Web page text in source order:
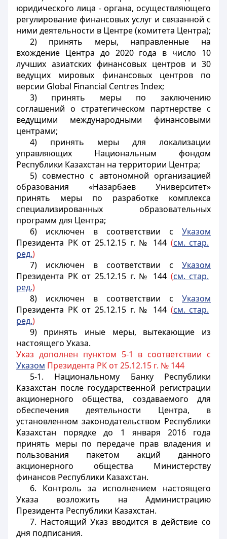
юридического лица - органа, осуществляющего
регулирование финансовых услуг и связанной с
ними деятельности в Центре (комитета Центра);
2) принять меры, направленные на
вхождение Центра до 2020 года в число 10
лучших азиатских финансовых центров и 30
ведущих мировых финансовых центров по
версии Global Financial Centres Index;
3) принять меры по заключению
соглашений о стратегическом партнерстве с
ведущими международными финансовыми
центрами;
4) принять меры для локализации
управляющих Национальным фондом
Республики Казахстан на территории Центра;
5) совместно с автономной организацией
образования «Назарбаев Университет»
принять меры по разработке комплекса
специализированных образовательных
программ для Центра;
6) исключен в соответствии с Указом
Президента РК от 25.12.15 г. № 144 (см. стар.
ред.)
7) исключен в соответствии с Указом
Президента РК от 25.12.15 г. № 144 (см. стар.
ред.)
8) исключен в соответствии с Указом
Президента РК от 25.12.15 г. № 144 (см. стар.
ред.)
9) принять иные меры, вытекающие из
настоящего Указа.
Указ дополнен пунктом 5-1 в соответствии с
Указом Президента РК от 25.12.15 г. № 144
5-1. Национальному Банку Республики
Казахстан после государственной регистрации
акционерного общества, создаваемого для
обеспечения деятельности Центра, в
установленном законодательством Республики
Казахстан порядке до 1 января 2016 года
принять меры по передаче прав владения и
пользования пакетом акций данного
акционерного общества Министерству
финансов Республики Казахстан.
6. Контроль за исполнением настоящего
Указа возложить на Администрацию
Президента Республики Казахстан.
7. Настоящий Указ вводится в действие со
дня подписания.